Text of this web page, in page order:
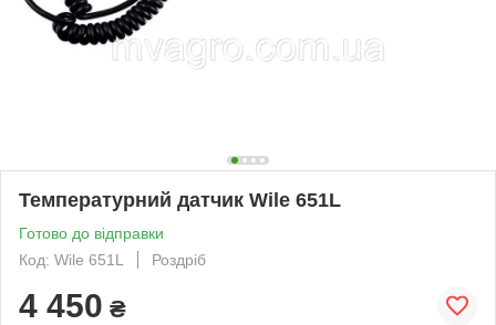
Температурний датчик Wile 651L
Готово до відправки
Код: Wile 651L
Роздріб
4 450 ₴